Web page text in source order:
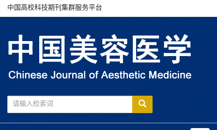
中国高校科技期刊集群服务平台